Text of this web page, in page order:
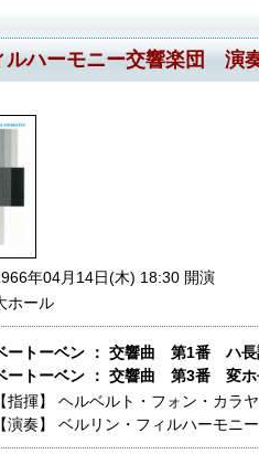
ルハーモニー交響楽団 演
年04月14日(木) 18:30 開演
ホール
ートーベン ： 交響曲 第1番 ハ
ートーベン ： 交響曲 第3番 変
【指揮】ヘルベルト・フォン・カラ
【演奏】ベルリン・フィルハーモニ